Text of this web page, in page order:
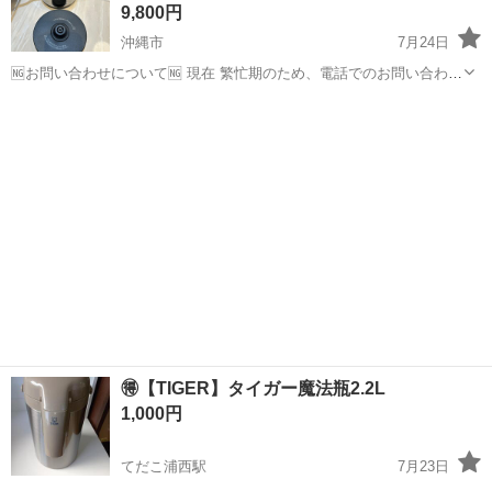
9,800円
沖縄市
7月24日
🆖お問い合わせについて🆖 現在 繁忙期のため、電話でのお問い合わせ
🉐【TIGER】タイガー魔法瓶2.2L
1,000円
てだこ浦西駅
7月23日